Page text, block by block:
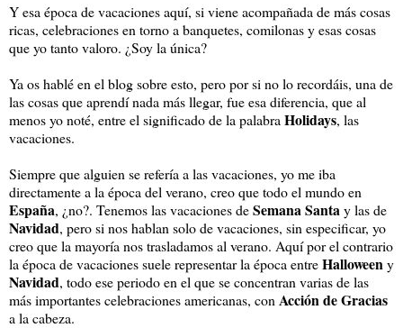
Y esa época de vacaciones aquí, si viene acompañada de más cosas
ricas, celebraciones en torno a banquetes, comilonas y esas cosas
que yo tanto valoro. ¿Soy la única?
Ya os hablé en el blog sobre esto, pero por si no lo recordáis, una de
las cosas que aprendí nada más llegar, fue esa diferencia, que al
menos yo noté, entre el significado de la palabra Holidays, las
vacaciones.
Siempre que alguien se refería a las vacaciones, yo me iba
directamente a la época del verano, creo que todo el mundo en
España, ¿no?. Tenemos las vacaciones deSemana Santay las de
Navidad, pero si nos hablan solo de vacaciones, sin especificar, yo
creo que la mayoría nos trasladamos al verano. Aquí por el contrario
la época de vacaciones suele representar la época entreHalloweeny
Navidad, todo ese periodo en el que se concentran varias de las
más importantes celebraciones americanas, con Acción de Gracias
a la cabeza.